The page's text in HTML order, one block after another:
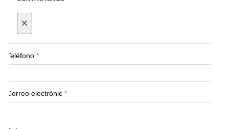
×
Teléfono *
Correo electrónic *